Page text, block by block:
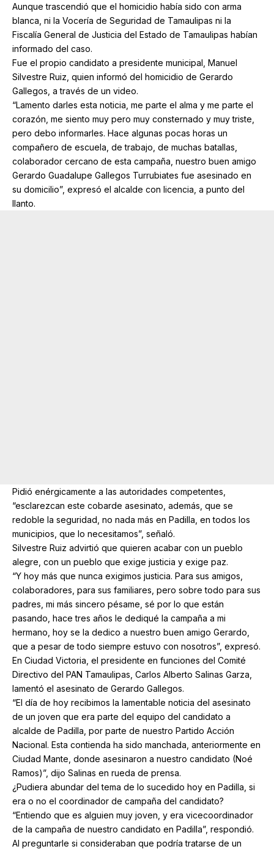
Aunque trascendió que el homicidio había sido con arma
blanca, ni la Vocería de Seguridad de Tamaulipas ni la
Fiscalía General de Justicia del Estado de Tamaulipas habían
informado del caso.
Fue el propio candidato a presidente municipal, Manuel
Silvestre Ruiz, quien informó del homicidio de Gerardo
Gallegos, a través de un video.
“Lamento darles esta noticia, me parte el alma y me parte el
corazón, me siento muy pero muy consternado y muy triste,
pero debo informarles. Hace algunas pocas horas un
compañero de escuela, de trabajo, de muchas batallas,
colaborador cercano de esta campaña, nuestro buen amigo
Gerardo Guadalupe Gallegos Turrubiates fue asesinado en
su domicilio”, expresó el alcalde con licencia, a punto del
llanto.
Pidió enérgicamente a las autoridades competentes,
“esclarezcan este cobarde asesinato, además, que se
redoble la seguridad, no nada más en Padilla, en todos los
municipios, que lo necesitamos”, señaló.
Silvestre Ruiz advirtió que quieren acabar con un pueblo
alegre, con un pueblo que exige justicia y exige paz.
“Y hoy más que nunca exigimos justicia. Para sus amigos,
colaboradores, para sus familiares, pero sobre todo para sus
padres, mi más sincero pésame, sé por lo que están
pasando, hace tres años le dediqué la campaña a mi
hermano, hoy se la dedico a nuestro buen amigo Gerardo,
que a pesar de todo siempre estuvo con nosotros”, expresó.
En Ciudad Victoria, el presidente en funciones del Comité
Directivo del PAN Tamaulipas, Carlos Alberto Salinas Garza,
lamentó el asesinato de Gerardo Gallegos.
“El día de hoy recibimos la lamentable noticia del asesinato
de un joven que era parte del equipo del candidato a
alcalde de Padilla, por parte de nuestro Partido Acción
Nacional. Esta contienda ha sido manchada, anteriormente en
Ciudad Mante, donde asesinaron a nuestro candidato (Noé
Ramos)”, dijo Salinas en rueda de prensa.
¿Pudiera abundar del tema de lo sucedido hoy en Padilla, si
era o no el coordinador de campaña del candidato?
“Entiendo que es alguien muy joven, y era vicecoordinador
de la campaña de nuestro candidato en Padilla”, respondió.
Al preguntarle si consideraban que podría tratarse de un